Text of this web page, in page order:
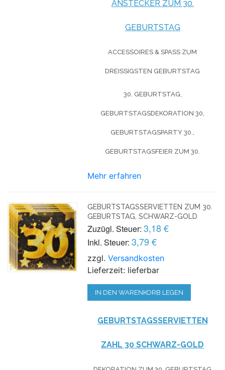
ANSTECKER ZUM 30.
GEBURTSTAG
ACCESSOIRES & SPASS ZUM D
REISSIGSTEN GEBURTSTAG
30. GEBURTSTAG,
GEBURTSTAGSDEKORATION 30,
GEBURTSTAGSPARTY 30.,
GEBURTSTAGSFEIER ZUM 30.
Mehr erfahren
GEBURTSTAGSSERVIETTEN ZUM 30.
GEBURTSTAG, SCHWARZ-GOLD
Zuzügl. Steuer: 3,18 €
Inkl. Steuer: 3,79 €
zzgl.Versandkosten
Lieferzeit: lieferbar
IN DEN WARENKORB LEGEN
GEBURTSTAGSSERVIETTEN
ZAHL 30 SCHWARZ-GOLD